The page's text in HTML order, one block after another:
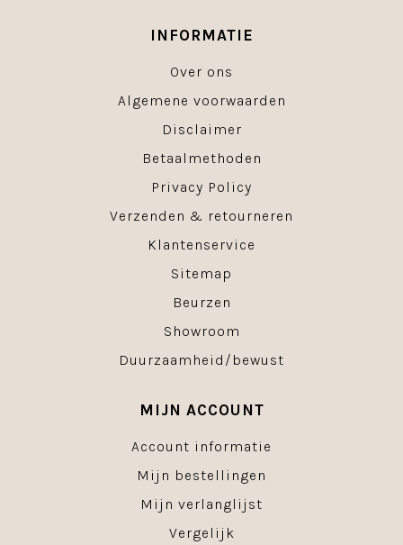
INFORMATIE
Over ons
Algemene voorwaarden
Disclaimer
Betaalmethoden
Privacy Policy
Verzenden & retourneren
Klantenservice
Sitemap
Beurzen
Showroom
Duurzaamheid/bewust
MIJN ACCOUNT
Account informatie
Mijn bestellingen
Mijn verlanglijst
Vergelijk